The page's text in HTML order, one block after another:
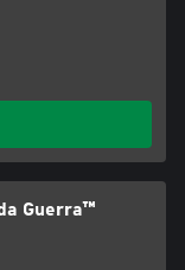
Guerra™